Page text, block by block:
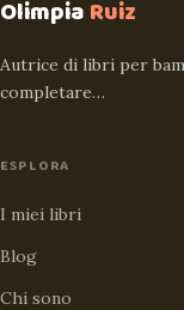
OlimpiaRuiz
Autrice di libri per
completare…
ESPLORA
I miei libri
Blog
Chi sono